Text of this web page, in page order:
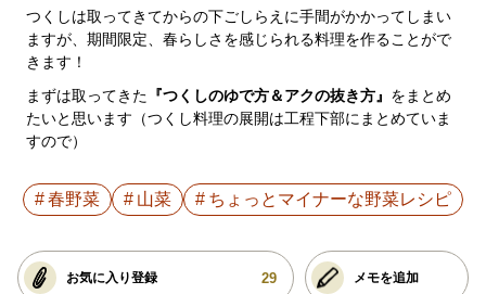
つくしは取ってきてからの下ごしらえに手間がかかってしまい
ますが、期間限定、春らしさを感じられる料理を作ることがで
きます！
まずは取ってきた 『つくしのゆで方＆アクの抜き方』 をまとめ
たいと思います（つくし料理の展開は工程下部にまとめていま
すので）
春野菜 山菜 ちょっとマイナーな野菜レシピ
お気に入り登録 29 メモを追加